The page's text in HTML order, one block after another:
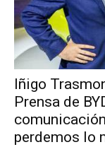
Iñigo
Prensa de
perdemos lo